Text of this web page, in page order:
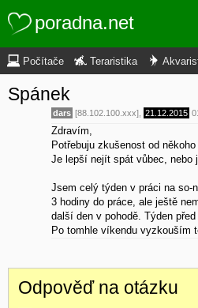
poradna.net
Počítače Teraristika
Spánek
dars [88.102.100.xxx], 21.12.2015
Zdravím,
Potřebuju zkušenost od
Je lepší nejít spát vůbec, nebo
Jsem celý týden v práci na so-
3 hodiny do práce, ale ještě
další den v pohodě. Týden
Po tomhle víkendu vyzkouším
Odpověď na otázku